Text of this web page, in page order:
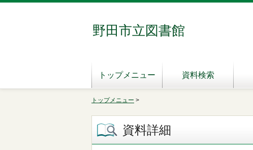
野田市立図書館
トップメニュー 資料検索
トップメニュー >
資料詳細